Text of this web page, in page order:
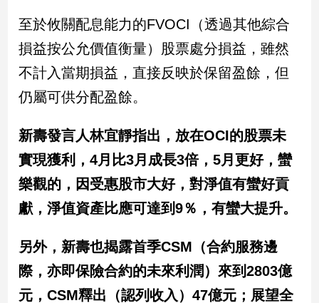
觀
兩
岸/
際
社
會/
地
方
冠
病
毒
專
區
至於攸關配息能力的FVOCI（透過其他綜合
損益按公允價值衡量）股票處分損益，雖然
不計入當期損益，直接反映於保留盈餘，但
仍屬可供分配盈餘。
新壽發言人林宜靜指出，放在OCI的股票未
實現獲利，4月比3月成長3倍，5月更好，蠻
樂觀的，因受惠股市大好，對淨值有蠻好貢
獻，淨值資產比應可達到9％，有蠻大提升。
另外，新壽也揭露首季CSM（合約服務邊
際，亦即保險合約的未來利潤）來到2803億
元，CSM釋出（認列收入）47億元；展望全